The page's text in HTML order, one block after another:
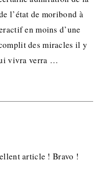
l’état de moribond à
en moins d’une
des miracles il y
vivra verra …
article ! Bravo !